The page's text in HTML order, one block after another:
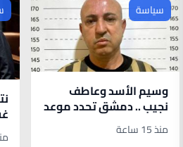
سياسة
وسيم الأسد وعاطف
نجيب .. دمشق تحدد موعد
النطق بالحكممنذ 15 ساعة
منذ